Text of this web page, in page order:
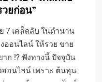
ยก่อน”
7 เคล็ดลับ ในตำนาน
ออนไลน์ ให้รวย ขาย
ก !? ฟังทางนี้ ปัจจุบัน
อนไลน์ เพราะ ต้นทุน